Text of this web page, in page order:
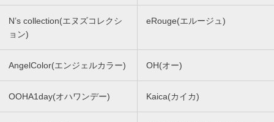
N’s collection(エヌズコレクシ
ョン)
eRouge(エルージュ)
AngelColor(エンジェルカラー) OH(オー)
OOHA1day(オハワンデー) Kaica(カイカ)